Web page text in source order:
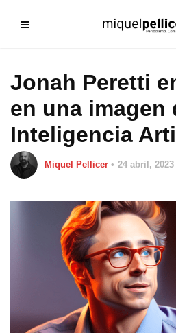
Jonah Peretti
en una imagen
Inteligencia
Miquel Pellicer 24 abril, 2023